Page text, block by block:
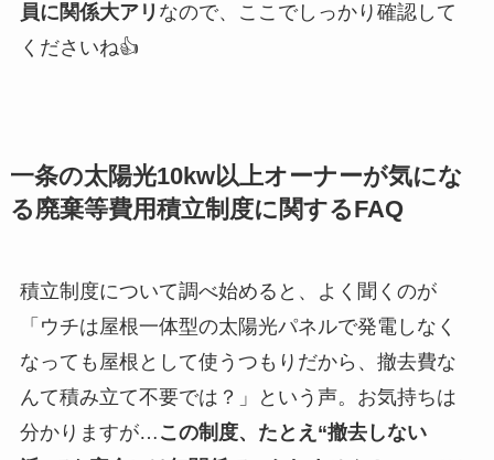
員に関係大アリ なので、ここでしっかり確認して
くださいね👍
一条の太陽光10kw以上オーナーが気にな
る廃棄等費用積立制度に関するFAQ
積立制度について調べ始めると、よく聞くのが
「ウチは屋根一体型の太陽光パネルで発電しなく
なっても屋根として使うつもりだから、撤去費な
んて積み立て不要では？」という声。お気持ちは
分かりますが… この制度、たとえ“撤去しない